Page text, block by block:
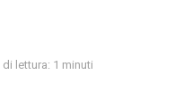
lettura: 1 minuti